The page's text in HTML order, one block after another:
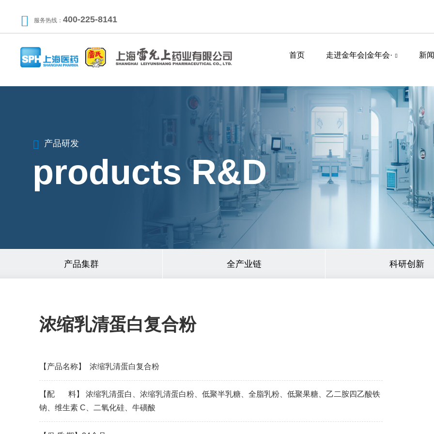
服务热线： 400-225-8141
首页 走进金年会|金年会· 新
产品研发
products R&D
产品集群 全产业链 科研创新
浓缩乳清蛋白复合粉
【产品名称】 浓缩乳清蛋白复合粉
【配 料】 浓缩乳清蛋白、浓缩乳清蛋白粉、低聚半乳糖、全脂乳粉、低聚果糖、乙二胺四乙酸铁
钠、维生素 C、二氧化硅、牛磺酸